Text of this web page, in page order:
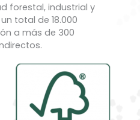
forestal, industrial y
total de 18.000
a más de 300